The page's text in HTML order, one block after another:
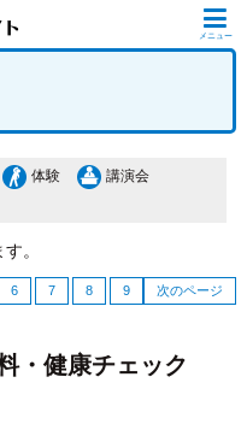
メニュー
体験
講演会
。
6 7 8 9 次のページ
・健康チェック